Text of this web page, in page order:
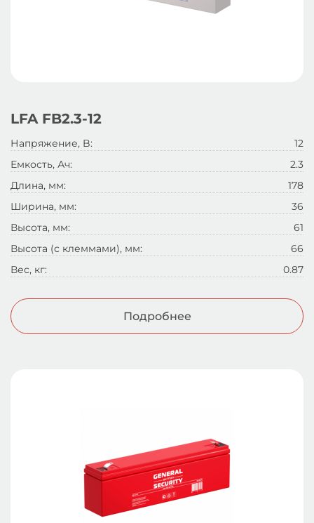
LFA FB2.3-12
Напряжение, B:
12
Емкость, Ач:
2.3
Длина, мм:
178
Ширина, мм:
36
Высота, мм:
61
Высота (с клеммами), мм:
66
Вес, кг:
0.87
Подробнее